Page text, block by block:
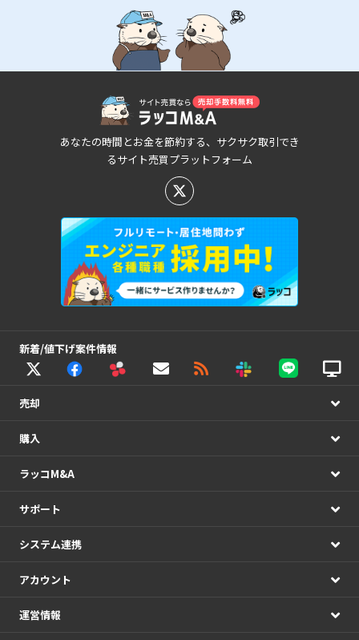
あなたの時間とお金を節約する、サクサク取引でき
るサイト売買プラットフォーム
新着/値下げ案件情報
売却
購入
ラッコM&A
サポート
システム連携
アカウント
運営情報